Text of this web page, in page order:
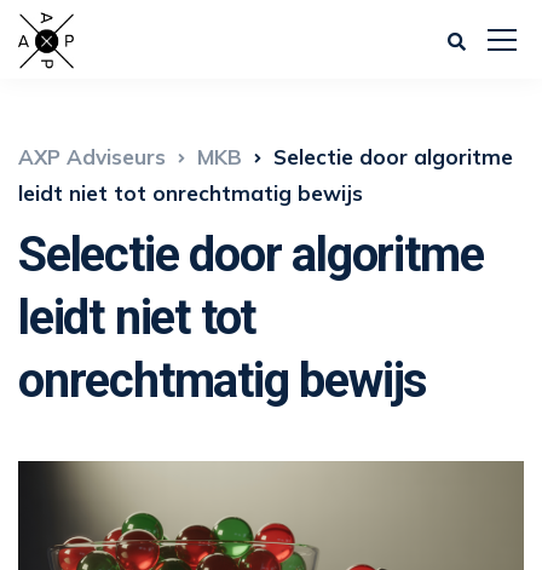
AXP Adviseurs MKB
Selectie door algoritme
leidt niet tot onrechtmatig bewijs
Selectie door algoritme
leidt niet tot
onrechtmatig bewijs